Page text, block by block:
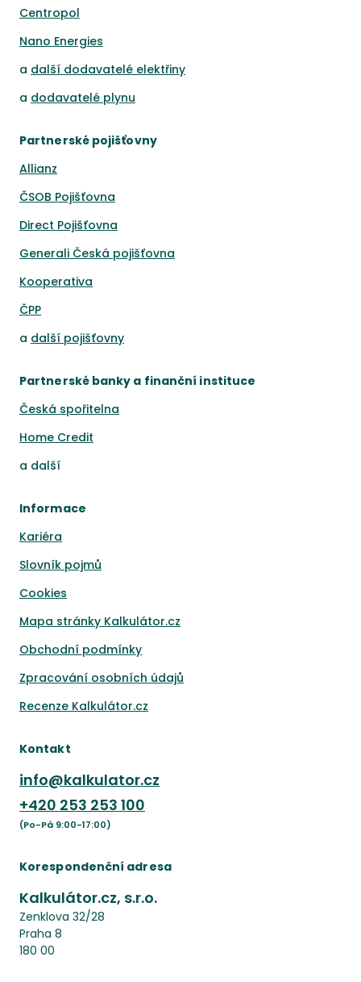
Centropol
Nano Energies
a další dodavatelé elektřiny
a dodavatelé plynu
Partnerské pojišťovny
Allianz
ČSOB Pojišťovna
Direct Pojišťovna
Generali Česká pojišťovna
Kooperativa
ČPP
a další pojišťovny
Partnerské banky a finanční instituce
Česká spořitelna
Home Credit
a další
Informace
Kariéra
Slovník pojmů
Cookies
Mapa stránky Kalkulátor.cz
Obchodní podmínky
Zpracování osobních údajů
Recenze Kalkulátor.cz
Kontakt
info@kalkulator.cz
+420 253 253 100
(Po-Pá 9:00-17:00)
Korespondenční adresa
Kalkulátor.cz, s.r.o.
Zenklova 32/28
Praha 8
180 00